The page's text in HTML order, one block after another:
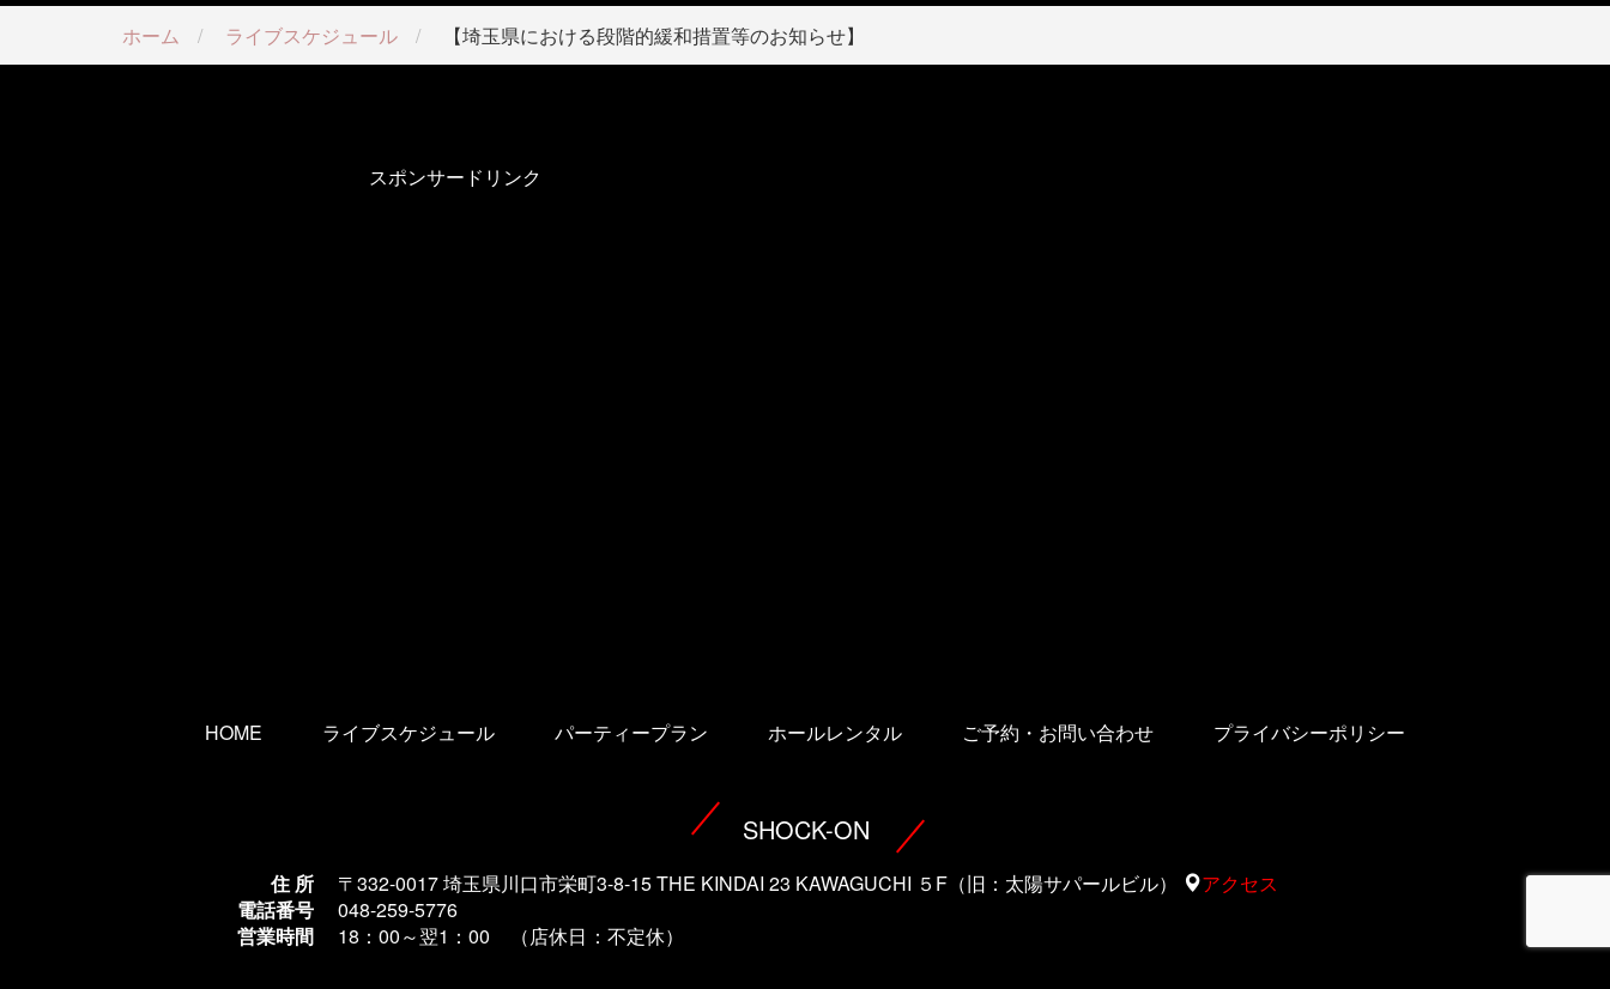
ホーム ライブスケジュール 【埼玉県における段階的緩和措置等のお知らせ】
スポンサードリンク
HOME ライブスケジュール パーティープラン ホールレンタル ご予約・お問い合わせ プライバシーポリシー
SHOCK-ON
住 所 〒332-0017 埼玉県川口市栄町3-8-15 THE KINDAI 23 KAWAGUCHI ５F（旧：太陽サパールビル）
アクセス
電話番号
048-259-5776
営業時間
18：00～翌1 ：00 （店休日：不定休）